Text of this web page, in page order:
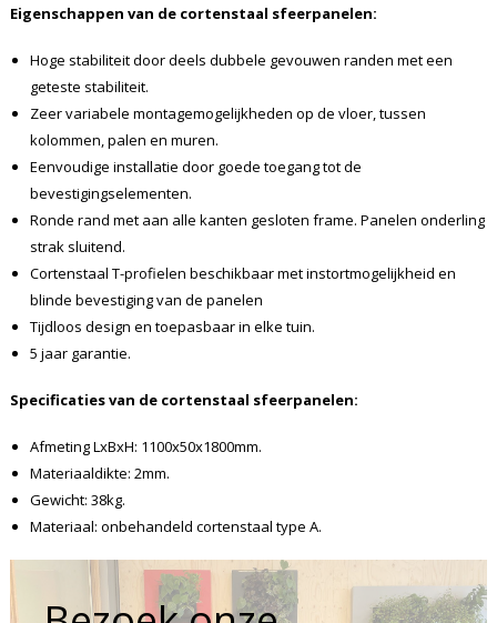
Eigenschappen van de cortenstaal sfeerpanelen:
Hoge stabiliteit door deels dubbele gevouwen randen met een
geteste stabiliteit.
Zeer variabele montagemogelijkheden op de vloer, tussen
kolommen, palen en muren.
Eenvoudige installatie door goede toegang tot de
bevestigingselementen.
Ronde rand met aan alle kanten gesloten frame. Panelen onderling
strak sluitend.
Cortenstaal T-profielen beschikbaar met instortmogelijkheid en
blinde bevestiging van de panelen
Tijdloos design en toepasbaar in elke tuin.
5 jaar garantie.
Specificaties van de cortenstaal sfeerpanelen:
Afmeting LxBxH: 1100x50x1800mm.
Materiaaldikte: 2mm.
Gewicht: 38kg.
Materiaal: onbehandeld cortenstaal type A.